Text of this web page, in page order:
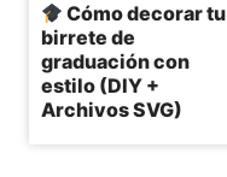
Cómo decorar tu
birrete de
graduación con
estilo (DIY +
Archivos SVG)